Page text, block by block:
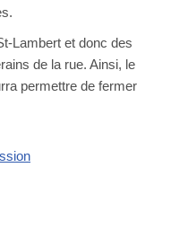
Lambert et donc des
de la rue. Ainsi, le
permettre de fermer